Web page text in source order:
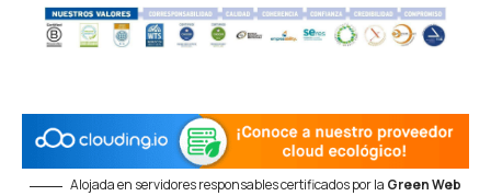
Alojada en servidores responsables certificados por la Green Web